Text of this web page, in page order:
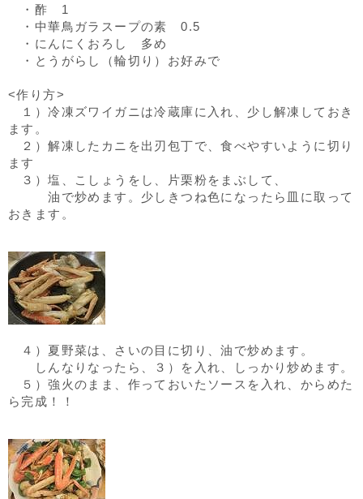
・酢 1
・中華鳥ガラスープの素 0.5
・にんにくおろし 多め
・とうがらし（輪切り）お好みで
<作り方>
１）冷凍ズワイガニは冷蔵庫に入れ、少し解凍しておき
ます。
２）解凍したカニを出刃包丁で、食べやすいように切り
ます
３）塩、こしょうをし、片栗粉をまぶして、
油で炒めます。少しきつね色になったら皿に取って
おきます。
４）夏野菜は、さいの目に切り、油で炒めます。
しんなりなったら、３）を入れ、しっかり炒めます。
５）強火のまま、作っておいたソースを入れ、からめた
ら完成！！